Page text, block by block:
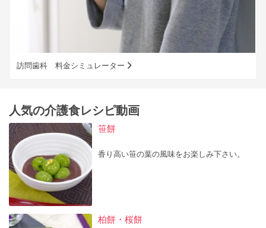
訪問歯科 料金シミュレーター
人気の介護食レシピ動画
笹餅
香り高い笹の葉の風味をお楽しみ下さい。
柏餅・桜餅